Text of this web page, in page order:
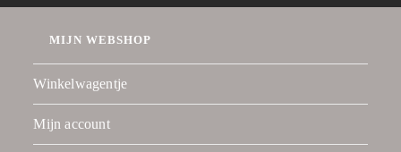
MIJN WEBSHOP
Winkelwagentje
Mijn account